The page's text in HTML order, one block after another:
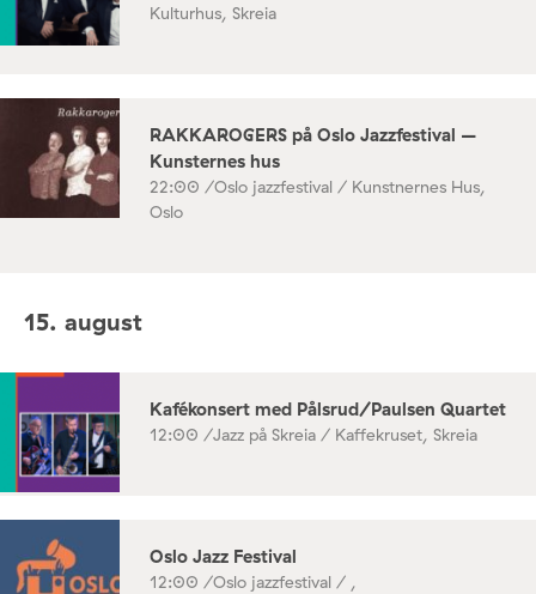
Kulturhus, Skreia
RAKKAROGERS på Oslo Jazzfestival –
Kunsternes hus
22:00 /Oslo jazzfestival / Kunstnernes Hus,
Oslo
15. august
Kafékonsert med Pålsrud/Paulsen Quartet
12:00 /Jazz på Skreia / Kaffekruset, Skreia
Oslo Jazz Festival
12:00 /Oslo jazzfestival / ,